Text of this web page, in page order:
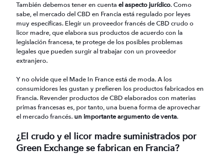
También debemos tener en cuenta el aspecto jurídico. Como
sabe, el mercado del CBD en Francia está regulado por leyes
muy específicas. Elegir un proveedor francés de CBD crudo o
licor madre, que elabora sus productos de acuerdo con la
legislación francesa, te protege de los posibles problemas
legales que pueden surgir al trabajar con un proveedor
extranjero.
Y no olvide que el Made In France está de moda. A los
consumidores les gustan y prefieren los productos fabricados en
Francia. Revender productos de CBD elaborados con materias
primas francesas es, por tanto, una buena forma de aprovechar
el mercado francés. un importante argumento de venta.
¿El crudo y el licor madre suministrados por
Green Exchange se fabrican en Francia?